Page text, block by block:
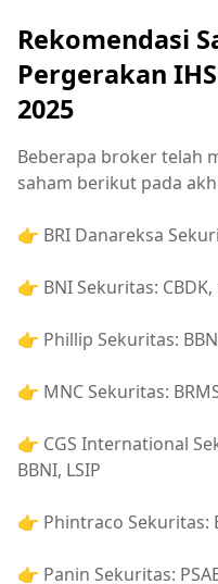
Rekomendasi
Pergerakan
2025
Beberapa broker telah
saham berikut pada
👉 BRI Danareksa
👉 BNI Sekuritas: CBDK,
👉 Phillip Sekuritas:
👉 MNC Sekuritas:
👉 CGS International
BBNI, LSIP
👉 Phintraco Sekuritas:
👉 Panin Sekuritas: